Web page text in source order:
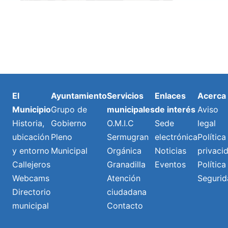
El
Municipio
Historia,
ubicación
y entorno
Callejeros
Webcams
Directorio
municipal
Ayuntamiento
Grupo de
Gobierno
Pleno
Municipal
Servicios
municipales
O.M.I.C
Sermugran
Orgánica
Granadilla
Atención
ciudadana
Contacto
Enlaces
de interés
Sede
electrónica
Noticias
Eventos
Acerca
Aviso
legal
Política
Política